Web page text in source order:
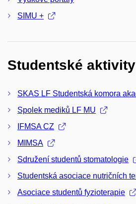
SIMU +
Studentské aktivity
SKAS LF Studentská komora
Spolek mediků LF MU
IFMSA CZ
MIMSA
Sdružení studentů stomatologie
Studentská asociace nutričních
Asociace studentů fyzioterapie